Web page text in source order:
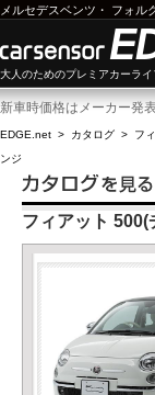
メルセデスベンツ ・ フォル
大人のためのプレミアカーラ
新車時価格はメーカー発
EDGE.net > カタログ > フ
ンジ
フィアット 500(